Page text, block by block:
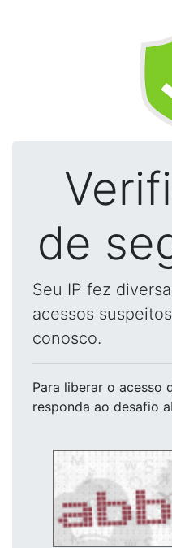
de
Seu IP fez
acessos
conosco.
Para liberar o acesso
responda ao desafio